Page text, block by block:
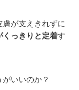
が支えきれずに
くっきりと定着す
いいのか？